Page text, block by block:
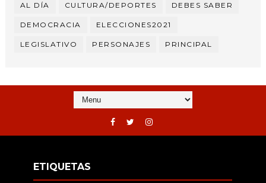
AL DÍA CULTURA/DEPORTES DEBES SABER
DEMOCRACIA ELECCIONES2021
LEGISLATIVO PERSONAJES PRINCIPAL
ETIQUETAS